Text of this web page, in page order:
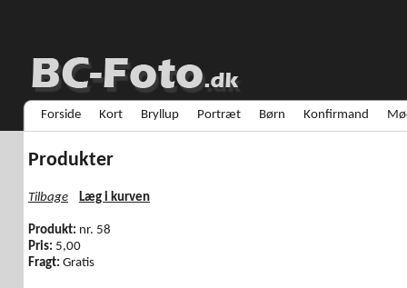
Forside Kort Bryllup Portræt Børn Konfirmand
Produkter
Tilbage Læg i kurven
Produkt: nr. 58
Pris: 5,00
Fragt: Gratis